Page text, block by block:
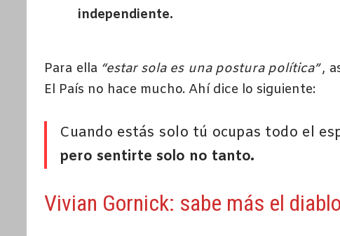
independiente.
Para ella “estar sola es una postura política”,
El País no hace mucho. Ahí dice lo siguiente:
Cuando estás solo tú ocupas todo el
pero sentirte solo no tanto.
Vivian Gornick: sabe más el